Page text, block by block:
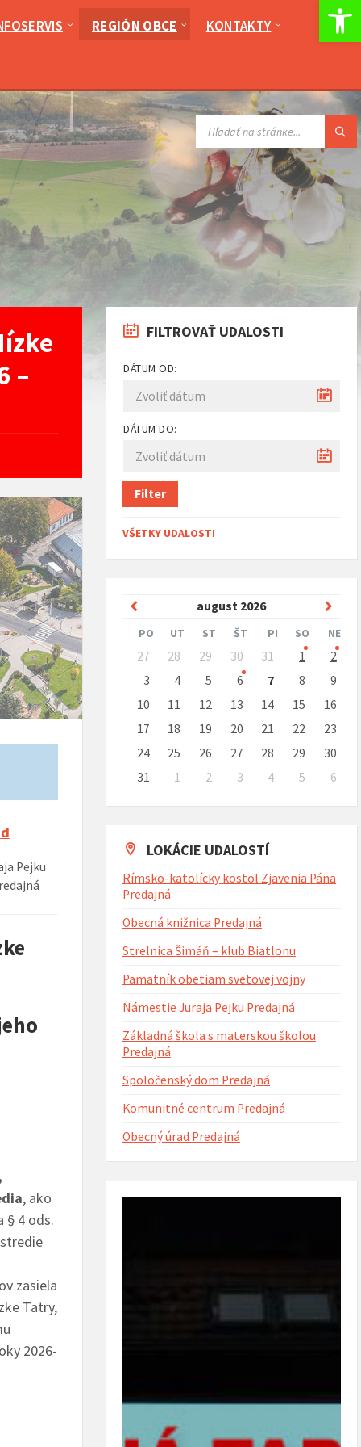
REGIÓN OBCE KONTAKTY
–
Pejku
, ako
§ 4 ods.
zasiela
Tatry,
2026-
s urnovým hájom
(rok 2023)
FILTROVAŤ UDALOSTI
DÁTUM OD:
DÁTUM DO:
Filter
VŠETKY UDALOSTI
august 2026
Predchádzajúci
mesiac
PO UT ST ŠT PI SO NE
Preskočit
kalendárne
27 28 29 30 31 1
2
3
4 5 6 7 8
9
10
11 12 13 14 15
16
17
18 19 20 21 22
23
24
25 26 27 28 29
30
31
1 2 3 4 5
6
na
dni
LOKÁCIE UDALOSTÍ
Rímsko-katolícky kostol Zjavenia Pána
Predajná
Obecná knižnica Predajná
Strelnica Šimáň – klub Biatlonu
Pamätník obetiam svetovej vojny
Námestie Juraja Pejku Predajná
Základná škola s materskou školou
Predajná
Spoločenský dom Predajná
Komunitné centrum Predajná
Obecný úrad Predajná